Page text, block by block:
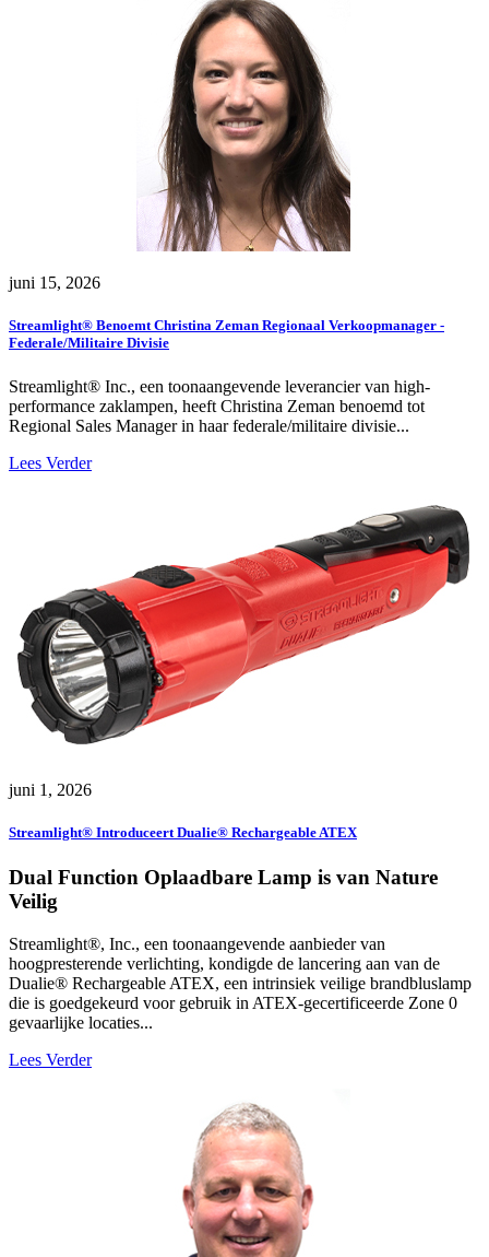
juni 15, 2026
Streamlight® Benoemt Christina Zeman Regionaal Verkoopmanager -
Federale/Militaire Divisie
Streamlight® Inc., een toonaangevende leverancier van high-
performance zaklampen, heeft Christina Zeman benoemd tot
Regional Sales Manager in haar federale/militaire divisie...
Lees Verder
juni 1, 2026
Streamlight® Introduceert Dualie® Rechargeable ATEX
Dual Function Oplaadbare Lamp is van Nature
Veilig
Streamlight®, Inc., een toonaangevende aanbieder van
hoogpresterende verlichting, kondigde de lancering aan van de
Dualie® Rechargeable ATEX, een intrinsiek veilige brandbluslamp
die is goedgekeurd voor gebruik in ATEX-gecertificeerde Zone 0
gevaarlijke locaties...
Lees Verder